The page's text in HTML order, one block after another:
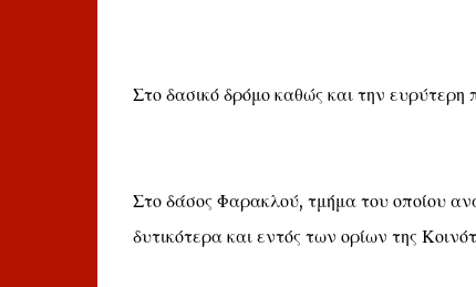
Στο δασικό δρόμο καθώς και την
Στο δάσος Φαρακλού, τμήμα του οποίου
δυτικότερα και εντός των ορίων της